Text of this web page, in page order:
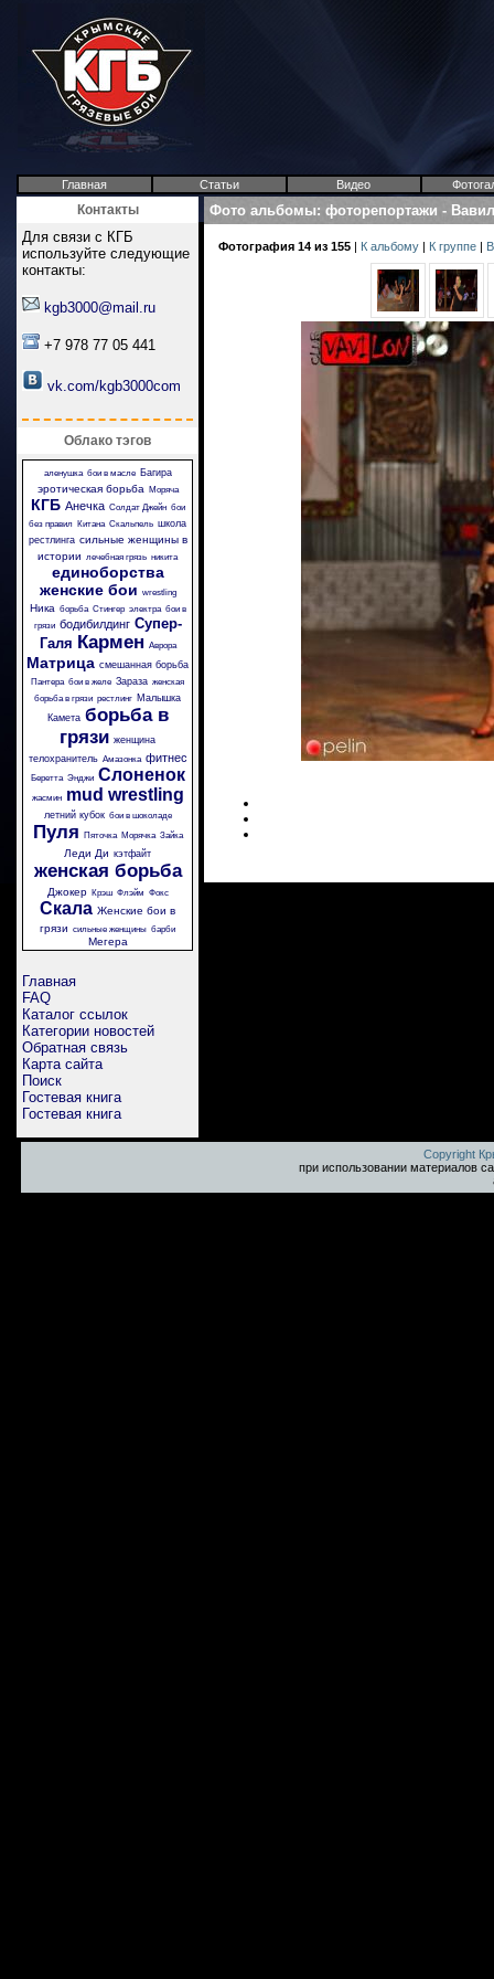
Главная Статьи Видео
Контакты
Для связи с КГБ
используйте следующие
контакты:
kgb3000@mail.ru
+7 978 77 05 441
vk.com/kgb3000com
Облако тэгов
аленушка бои в масле Багира
эротическая борьба Моряча
КГБ Анечка Солдат Джейн бои
без правил Китана Скальпель школа
рестлинга сильные женщины в
истории лечебная грязь никита
единоборства
женские бои wrestling
Ника борьба Стингер электра бои в
грязи бодибилдинг Супер-
Галя Кармен Аврора
Матрица смешанная борьба
Пантера бои в желе Зараза женская
борьба в грязи рестлинг Малышка
Камета борьба в
грязи женщина
телохранитель Амазонка фитнес
Беретта Энджи Слоненок
жасмин mud wrestling
летний кубок бои в шоколаде
Пуля Пяточка Морячка Зайка
Леди Ди кэтфайт
женская борьба
Джокер Крэш Флэйм Фокс
Скала Женские бои в
грязи сильные женщины барби
Мегера
Главная
FAQ
Каталог ссылок
Категории новостей
Обратная связь
Карта сайта
Поиск
Гостевая книга
Гостевая книга
Фото альбомы: фоторепортажи -
Фотография 14 из 155 | К альбому | К группе |
Copyright
при использовании материалов